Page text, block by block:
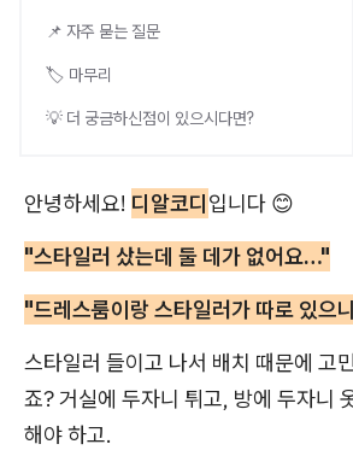
📌 자주 묻는 질문
🏷️ 마무리
💡 더 궁금하신점이 있으시다면?
안녕하세요! 디알코디입니다 😊
"스타일러 샀는데 둘 데가 없어요…"
"드레스룸이랑 스타일러가 따로 있으
스타일러 들이고 나서 배치 때문에 고
죠? 거실에 두자니 튀고, 방에 두자니
해야 하고.